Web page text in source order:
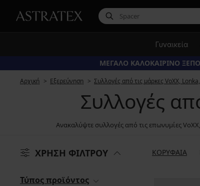
Γυναικεία
ΜΕΓΑΛΟ ΚΑΛΟΚΑΙΡΙΝΟ
Αρχική Εξερεύνηση Συλλογές από τις μάρκες VoXX,
Συλλογές
Ανακαλύψτε συλλογές από τις επωνυμίες
ΧΡΗΣΗ ΦΙΛΤΡΟΥ ΚΟΡΥΦΑΙΑ
Τύπος προϊόντος